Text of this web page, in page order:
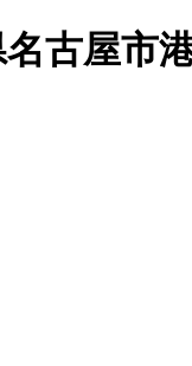
古屋市